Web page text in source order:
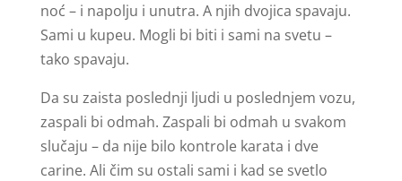
noć – i napolju i unutra. A njih dvojica spavaju.
Sami u kupeu. Mogli bi biti i sami na svetu –
tako spavaju.
Da su zaista poslednji ljudi u poslednjem vozu,
zaspali bi odmah. Zaspali bi odmah u svakom
slučaju – da nije bilo kontrole karata i dve
carine. Ali čim su ostali sami i kad se svetlo